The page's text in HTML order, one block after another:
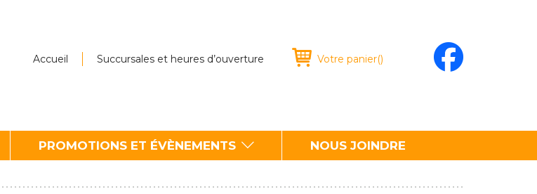
Accueil Succursales et heures d’ouverture Votre panier()
PROMOTIONS ET ÉVÈNEMENTS NOUS JOINDRE